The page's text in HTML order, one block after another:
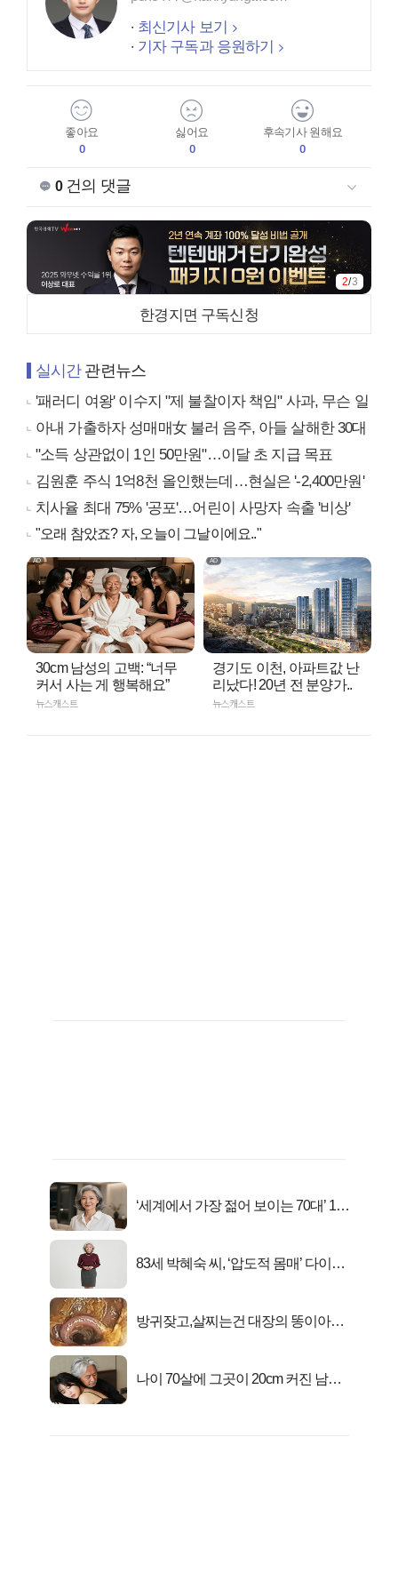
최신기사 보기
기자 구독과 응원하기
좋아요
0
싫어요
0
후속기사 원해요
0
0건의 댓글
2/3
한경지면 구독신청
실시간관련뉴스
'패러디 여왕' 이수지 "제 불찰이자 책임" 사과, 무슨 일
아내 가출하자 성매매女 불러 음주, 아들 살해한 30대
"소득 상관없이 1인 50만원"…이달 초 지급 목표
김원훈 주식 1억8천 올인했는데…현실은 '-2,400만원'
치사율 최대 75% '공포'…어린이 사망자 속출 '비상'
"오래 참았죠? 자, 오늘이 그날이에요.."
30cm 남성의 고백: “너무
커서 사는 게 행복해요”
뉴스캐스트
경기도 이천, 아파트값 난
리났다! 20년 전 분양가..
뉴스캐스트
‘세계에서 가장 젊어 보이는 70대’ 1위
83세 박혜숙 씨, ‘압도적 몸매’ 다이어
방귀잦고,살찌는건 대장의 똥이아니
나이 70살에 그곳이 20cm 커진 남자..